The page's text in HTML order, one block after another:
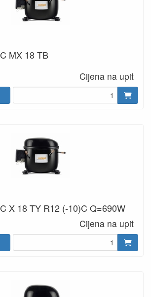
MX 18 TB
Cijena na upit
X 18 TY R12 (-10)C Q=690W
Cijena na upit